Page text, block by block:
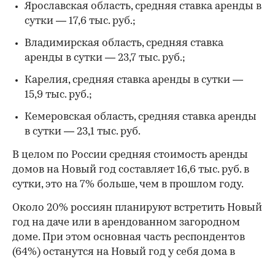
Ярославская область, средняя ставка аренды в
сутки — 17,6 тыс. руб.;
Владимирская область, средняя ставка
аренды в сутки — 23,7 тыс. руб.;
Карелия, средняя ставка аренды в сутки —
15,9 тыс. руб.;
Кемеровская область, средняя ставка аренды
в сутки — 23,1 тыс. руб.
В целом по России средняя стоимость аренды
домов на Новый год составляет 16,6 тыс. руб. в
сутки, это на 7% больше, чем в прошлом году.
Около 20% россиян планируют встретить Новый
год на даче или в арендованном загородном
доме. При этом основная часть респондентов
(64%) останутся на Новый год у себя дома в